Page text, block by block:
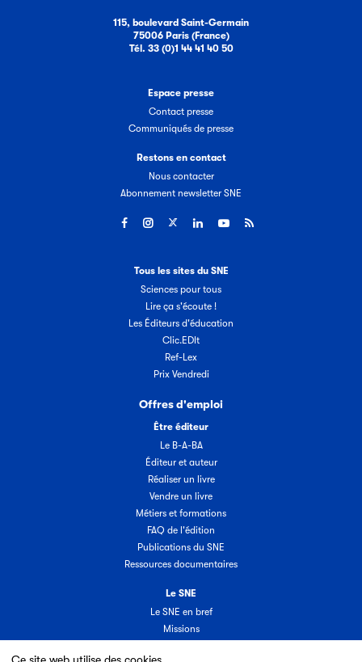
115, boulevard Saint-Germain
75006 Paris (France)
Tél. 33 (0)1 44 41 40 50
Espace presse
Contact presse
Communiqués de presse
Restons en contact
Nous contacter
Abonnement newsletter SNE
Tous les sites du SNE
Sciences pour tous
Lire ça s'écoute !
Les Éditeurs d'éducation
Clic.EDIt
Ref-Lex
Prix Vendredi
Offres d'emploi
Être éditeur
Le B-A-BA
Éditeur et auteur
Réaliser un livre
Vendre un livre
Métiers et formations
FAQ de l'édition
Publications du SNE
Ressources documentaires
Le SNE
Le SNE en bref
Missions